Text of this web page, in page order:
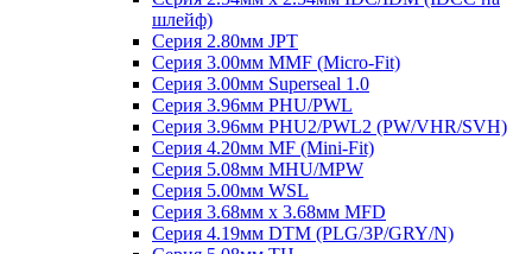
шлейф)
Серия 2.80мм JPT
Серия 3.00мм MMF (Micro-Fit)
Серия 3.00мм Superseal 1.0
Серия 3.96мм PHU/PWL
Серия 3.96мм PHU2/PWL2 (PW/VHR/SVH)
Серия 4.20мм MF (Mini-Fit)
Серия 5.08мм MHU/MPW
Серия 5.00мм WSL
Серия 3.68мм х 3.68мм MFD
Серия 4.19мм DTM (PLG/3P/GRY/N)